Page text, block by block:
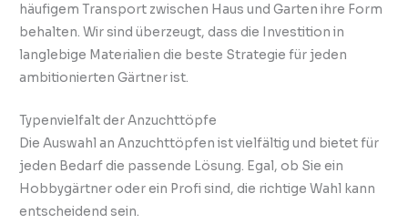
häufigem Transport zwischen Haus und Garten ihre Form
behalten. Wir sind überzeugt, dass die Investition in
langlebige Materialien die beste Strategie für jeden
ambitionierten Gärtner ist.
Typenvielfalt der Anzuchttöpfe
Die Auswahl an Anzuchttöpfen ist vielfältig und bietet für
jeden Bedarf die passende Lösung. Egal, ob Sie ein
Hobbygärtner oder ein Profi sind, die richtige Wahl kann
entscheidend sein.